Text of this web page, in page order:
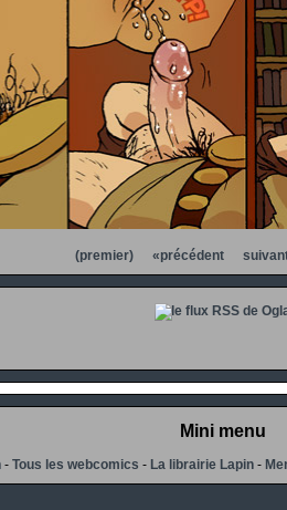
(premier) «précédent
Mini menu
-Tous les webcomics -La librairie Lapin -